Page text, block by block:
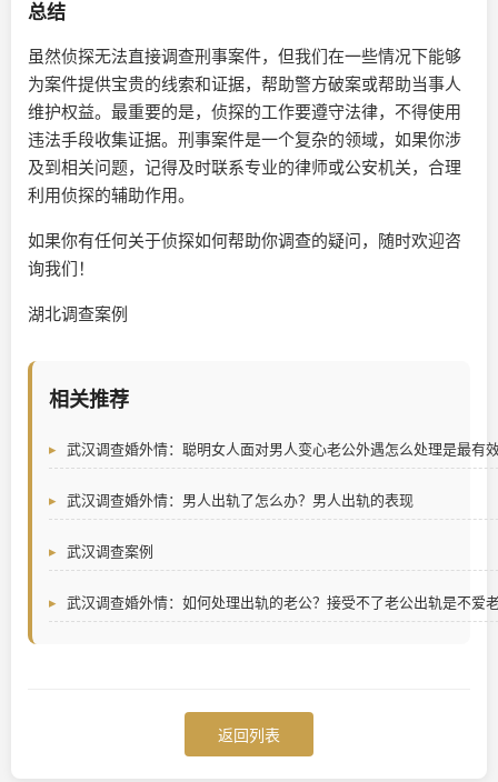
总结
虽然侦探无法直接调查刑事案件，但我们在一些情况下能够
为案件提供宝贵的线索和证据，帮助警方破案或帮助当事人
维护权益。最重要的是，侦探的工作要遵守法律，不得使用
违法手段收集证据。刑事案件是一个复杂的领域，如果你涉
及到相关问题，记得及时联系专业的律师或公安机关，合理
利用侦探的辅助作用。
如果你有任何关于侦探如何帮助你调查的疑问，随时欢迎咨
询我们！
湖北调查案例
相关推荐
武汉调查婚外情：聪明女人面对男人变心老公外遇怎么处理是最有
武汉调查婚外情：男人出轨了怎么办？男人出轨的表现
武汉调查案例
武汉调查婚外情：如何处理出轨的老公？接受不了老公出轨是不爱
返回列表